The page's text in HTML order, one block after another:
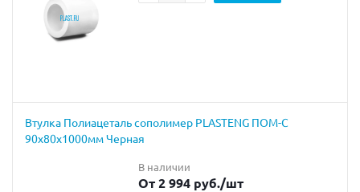
Втулка Полиацеталь сополимер PLASTENG ПОМ-С
90х80х1000мм Черная
В наличии
От 2 994 руб./шт